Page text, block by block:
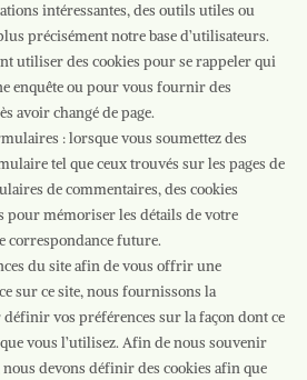
intéressantes, des outils utiles ou
précisément notre base d’utilisateurs.
utiliser des cookies pour se rappeler qui
enquête ou pour vous fournir des
avoir changé de page.
: lorsque vous soumettez des
tel que ceux trouvés sur les pages de
de commentaires, des cookies
pour mémoriser les détails de votre
correspondance future.
du site afin de vous offrir une
sur ce site, nous fournissons la
vos préférences sur la façon dont ce
vous l’utilisez. Afin de nous souvenir
nous devons définir des cookies afin que